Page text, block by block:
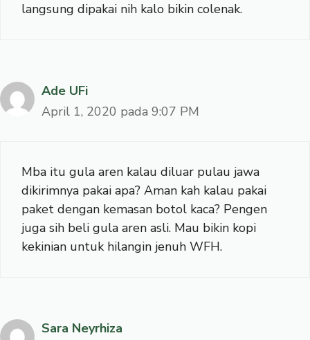
langsung dipakai nih kalo bikin colenak.
Ade UFi
April 1, 2020 pada 9:07 PM
Mba itu gula aren kalau diluar pulau jawa
dikirimnya pakai apa? Aman kah kalau pakai
paket dengan kemasan botol kaca? Pengen
juga sih beli gula aren asli. Mau bikin kopi
kekinian untuk hilangin jenuh WFH.
Sara Neyrhiza